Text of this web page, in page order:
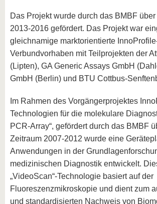
Das Projekt wurde durch das BMBF
2013-2016 gefördert. Das Projekt war
gleichnamige marktorientierte
Verbundvorhaben mit Teilprojekten der
(Lipten), GA Generic Assays GmbH
GmbH (Berlin) und BTU Cottbus-
Im Rahmen des Vorgängerprojektes
Technologien für die molekulare
PCR-Array“, gefördert durch das BMBF
Zeitraum 2007-2012 wurde eine
Anwendungen in der
medizinischen Diagnostik entwickelt.
„VideoScan“-Technologie basiert auf der
Fluoreszenzmikroskopie und dient zum
und standardisierten Nachweis von